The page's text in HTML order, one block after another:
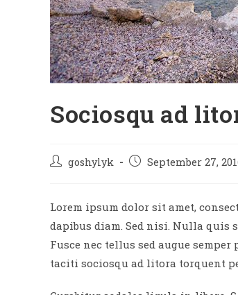
Sociosqu ad
Postgoshylyk
PostSeptember 27,
Lorem ipsum dolor sit amet,
dapibus diam. Sed nisi. Nulla quis
Fusce nec tellus sed augue
taciti sociosqu ad litora torquent